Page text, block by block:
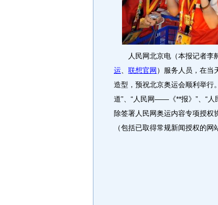
人民网北京电（本报记者李
运
联想官网 ）服务人员，在当
造型，预祝北京奥运会顺利举
道”、“人民网――《**报》”、“人
除签署人民网奥运内容专项授权
（包括已取得常规新闻授权的